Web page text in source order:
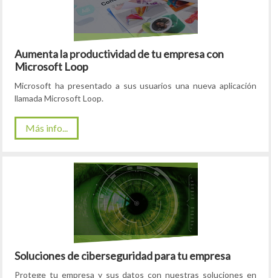
Aumenta la productividad de tu empresa con
Microsoft Loop
Microsoft ha presentado a sus usuarios una nueva aplicación
llamada Microsoft Loop.
Más info...
Soluciones de ciberseguridad para tu empresa
Protege tu empresa y sus datos con nuestras soluciones en